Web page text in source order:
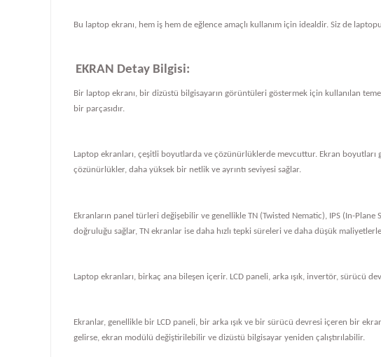
Bu laptop ekranı, hem iş hem de eğlence amaçlı kullanım için idealdir. Siz de
EKRAN Detay Bilgisi:
Bir laptop ekranı, bir dizüstü bilgisayarın görüntüleri göstermek için kullanılan
bir parçasıdır.
Laptop ekranları, çeşitli boyutlarda ve çözünürlüklerde mevcuttur. Ekran
çözünürlükler, daha yüksek bir netlik ve ayrıntı seviyesi sağlar.
Ekranların panel türleri değişebilir ve genellikle TN (Twisted Nematic), IPS (In-
doğruluğu sağlar, TN ekranlar ise daha hızlı tepki süreleri ve daha düşük
Laptop ekranları, birkaç ana bileşen içerir. LCD paneli, arka ışık, invertör, sürücü
Ekranlar, genellikle bir LCD paneli, bir arka ışık ve bir sürücü devresi içeren bir
gelirse, ekran modülü değiştirilebilir ve dizüstü bilgisayar yeniden çalıştırılabilir.